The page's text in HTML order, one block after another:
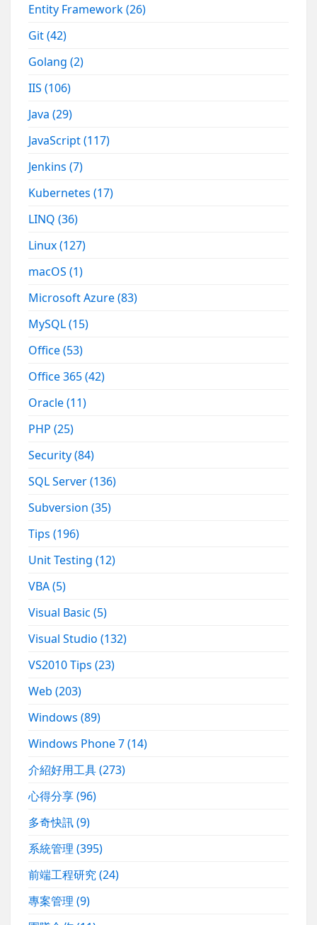
Entity Framework(26)
Git(42)
Golang(2)
IIS(106)
Java(29)
JavaScript(117)
Jenkins(7)
Kubernetes(17)
LINQ(36)
Linux(127)
macOS(1)
Microsoft Azure(83)
MySQL(15)
Office(53)
Office 365(42)
Oracle(11)
PHP(25)
Security(84)
SQL Server(136)
Subversion(35)
Tips(196)
Unit Testing(12)
VBA(5)
Visual Basic(5)
Visual Studio(132)
VS2010 Tips(23)
Web(203)
Windows(89)
Windows Phone 7(14)
介紹好用工具(273)
心得分享(96)
多奇快訊(9)
系統管理(395)
前端工程研究(24)
專案管理(9)